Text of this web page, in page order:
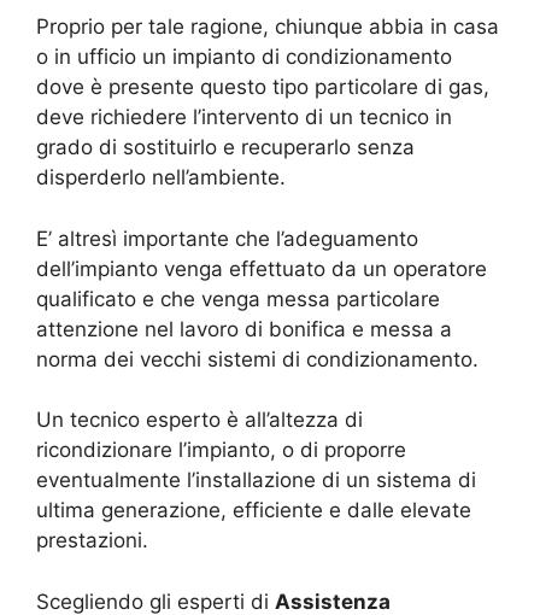
Proprio per tale ragione, chiunque abbia in casa
o in ufficio un impianto di condizionamento
dove è presente questo tipo particolare di gas,
deve richiedere l’intervento di un tecnico in
grado di sostituirlo e recuperarlo senza
disperderlo nell’ambiente.
E’ altresì importante che l’adeguamento
dell’impianto venga effettuato da un operatore
qualificato e che venga messa particolare
attenzione nel lavoro di bonifica e messa a
norma dei vecchi sistemi di condizionamento.
Un tecnico esperto è all’altezza di
ricondizionare l’impianto, o di proporre
eventualmente l’installazione di un sistema di
ultima generazione, efficiente e dalle elevate
prestazioni.
Scegliendo gli esperti di Assistenza